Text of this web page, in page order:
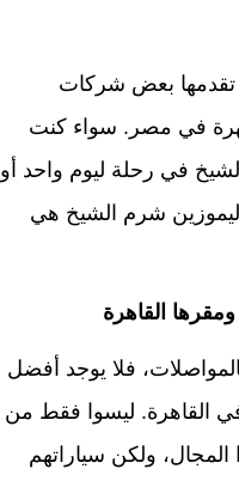
تقدمها بعض شركات
شهرة في مصر. سواء كنت
في رحلة ليوم واحد أو
ليموزين شرم الشيخ هي
القاهرة
فلا يوجد أفضل
القاهرة. ليسوا فقط من
ولكن سياراتهم